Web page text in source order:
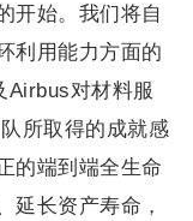
开始。我们将自
利用能力方面的
Airbus对材料服
所取得的成就感
的端到端全生命
延长资产寿命，